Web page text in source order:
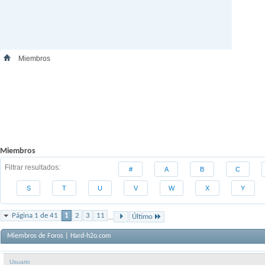
Miembros
Miembros
Filtrar resultados # A B C
S T U V W X Y
Página 1 de 41 1 2 3 11 ... Último
Miembros de Foros | Hard-h2o.com
Usuario